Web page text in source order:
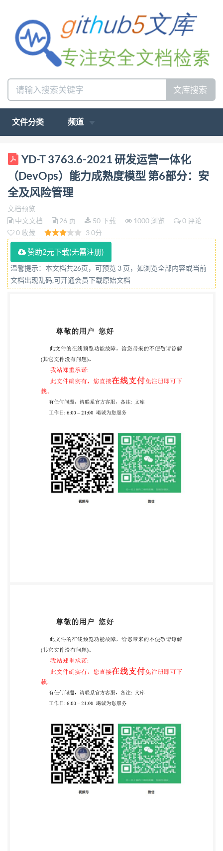
文库搜索
文件分类 频道
ICS 35.020 L70 YD 中华人民共和国通信行业标准
YD/T 3764.6——20XX [代替YD/T] 研发运营一体化
（DevOps）能力成熟度 模型第6部分：安全及风险
管理 The capability maturity model of devopsPart 6 :
security risk management 行业标准信息服务平台
（报批稿） ［点击此处添加本稿完成日期］ [××××]-
[××]-[××]发布 [××××]-[××]-[××]实施 中华人民共和国
工业和信息化部 发布 YD/T3763.620XX 目 次 目 次 前
IIIY 1范围， 2规范性引用文件， 3术语和定义 4缩略
语 5安全及风险管理， 6研发运营一体化控制通用风
进 7研发运营一体化控制开发过程风险 7.1需求管理
7.2设计管理 7.3开发过程管理 8研发运营一体化控制
交付过程风险 8.1配置管理 8.2构建管理
YD/T3763.620XX 8.3测试管理 8.4部署与发布管理， .
研发运营一体化控制技术运营过程的安全风险. 行业
标准信息服务平台 II YD/T 3763.620XX 前言 本标准
标准之一。该系列标准的结构及名称如 下： 一一研
发运营一体化（DevOps）能力成熟度模型第1部分：
总体架构 一一研发运营一体化（DevOps）能力成熟
度模型第2部分：敏捷开发管理 一一研发运营一体化
（DevOps）能力成熟度模型第3部分：持续交付 一
可能涉及专利。本文件的发布机构不承担识别这些专
利的责任。 本部分由中国通信标准化协会提出并归
口。 本部分起草单位：中国信息通信研究院、北京华
佑科技有限公司、腾讯云计算（北京）有限责任 公
司、阿里巴巴（中国）有限公司、OPPO广东移动通
蚁小微金融服务集团股份有限公司、杭州安恒信息技
术股份有限公司、北京金山云网络技术有限 公司、中
国移动通信集团有限公司、中国联合网络通信集团有
限公司、普元信息技术股份有限公司、 畅捷通信息技
术股份有限公司、苏宁消费金融有限公司、中软国际
YD-T 3763.6-2021 研发运营一体化
（DevOps）能力成熟度模型 第6部分：安
全及风险管理
文档预览
中文文档
26 页 50 下载 1000 浏览
0 评论
0 收藏
3.0分
赞助2元下载(无需注册)
温馨提示：本文档共26页，可预览 3 页，如浏览全部内容或当前
文档出现乱码,可开通会员下载原始文档